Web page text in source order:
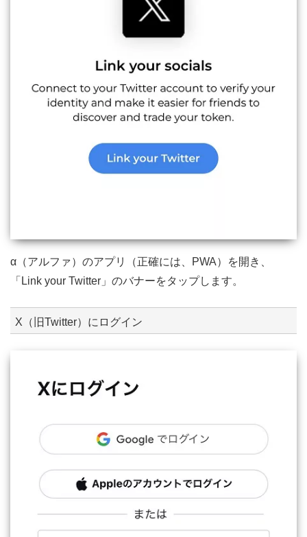
α（アルファ）のアプリ（正確には、PWA）を開き、
「Link your Twitter」のバナーをタップします。
X（旧Twitter）にログイン